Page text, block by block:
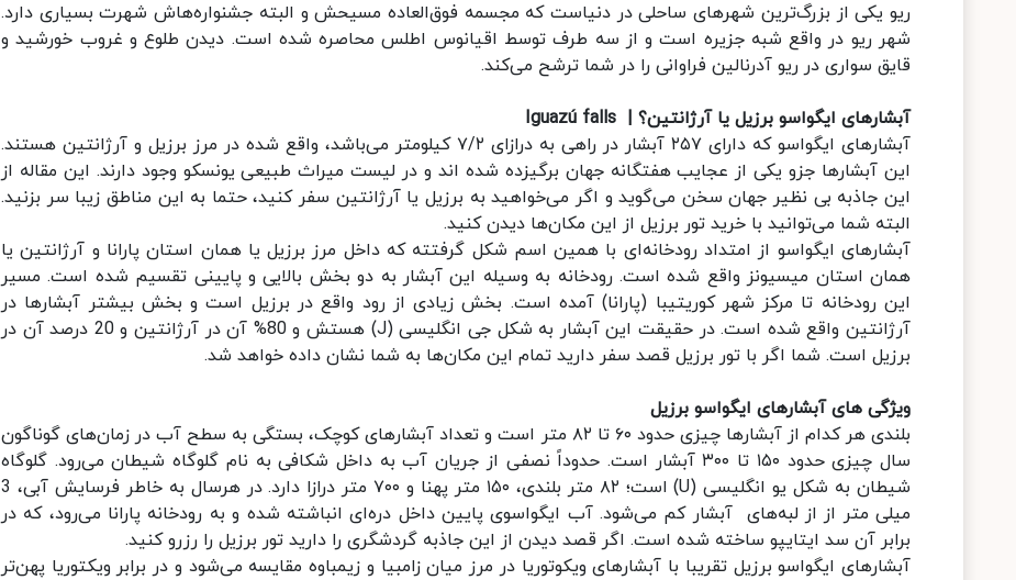
ریو یکی از بزرگ‌ترین شهرهای ساحلی در دنیاست که مجسمه فوق‌العاده مسیحش و البته جشنواره‌هاش شهرت بسیاری دارد.
شهر ریو در واقع شبه جزیره است و از سه طرف توسط اقیانوس اطلس محاصره شده است. دیدن طلوع و غروب خورشید و
قایق سواری در ریو آدرنالین فراوانی را در شما ترشح می‌کند.
آبشارهای ایگواسو برزیل یا آرژانتین؟ | Iguazú falls
آبشارهای ایگواسو که دارای ۲۵۷ آبشار در راهی به درازای ۷/۲ کیلومتر می‌باشد، واقع شده در مرز برزیل و آرژانتین هستند.
این آبشارها جزو یکی از عجایب هفتگانه جهان برگیزده شده اند و در لیست میراث طبیعی یونسکو وجود دارند. این مقاله از
این جاذبه بی نظیر جهان سخن می‌گوید و اگر می‌خواهید به برزیل یا آرژانتین سفر کنید، حتما به این مناطق زیبا سر بزنید.
البته شما می‌توانید با خرید تور برزیل از این مکان‌ها دیدن کنید.
آبشارهای ایگواسو از امتداد رودخانه‌ای با همین اسم شکل گرفتته که داخل مرز برزیل یا همان استان پارانا و آرژانتین یا
همان استان میسیونز واقع شده است. رودخانه به وسیله این آبشار به دو بخش بالایی و پایینی تقسیم شده است. مسیر
این رودخانه تا مرکز شهر کوریتیبا (پارانا) آمده است. بخش زیادی از رود واقع در برزیل است و بخش بیشتر آبشارها در
آرژانتین واقع شده است. در حقیقت این آبشار به شکل جی انگلیسی (J) هستش و 80% آن در آرژانتین و 20 درصد آن در
برزیل است. شما اگر با تور برزیل قصد سفر دارید تمام این مکان‌ها به شما نشان داده خواهد شد.
ویژگی های آبشارهای ایگواسو برزیل
بلندی هر کدام از آبشارها چیزی حدود ۶۰ تا ۸۲ متر است و تعداد آبشارهای کوچک، بستگی به سطح آب در زمان‌های گوناگون
سال چیزی حدود ۱۵۰ تا ۳۰۰ آبشار است. حدوداً نصفی از جریان آب به داخل شکافی به نام گلوگاه شیطان می‌رود. گلوگاه
شیطان به شکل یو انگلیسی (U) است؛ ۸۲ متر بلندی، ۱۵۰ متر پهنا و ۷۰۰ متر درازا دارد. در هرسال به خاطر فرسایش آبی، 3
میلی متر از از لبه‌های آبشار کم می‌شود. آب ایگواسوی پایین داخل دره‌ای انباشته شده و به رودخانه پارانا می‌رود، که در
برابر آن سد ایتایپو ساخته شده است. اگر قصد دیدن از این جاذبه گردشگری را دارید تور برزیل را رزرو کنید.
آبشارهای ایگواسو برزیل تقریبا با آبشارهای ویکوتوریا در مرز میان زامبیا و زیمباوه مقایسه می‌شود و در برابر ویکتوریا پهن‌تر